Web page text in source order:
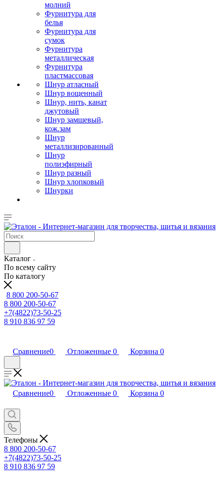
молний
Фурнитура для
белья
Фурнитура для
сумок
Фурнитура
металлическая
Фурнитура
пластмассовая
Шнур атласный
Шнур вощенный
Шнур, нить, канат
джутовый
Шнур замшевый,
кож.зам
Шнур
металлизированный
Шнур
полиэфирный
Шнур разный
Шнур хлопковый
Шнурки
Каталог
По всему сайту
По каталогу
8 800 200-50-67
8 800 200-50-67
+7(4822)73-50-25
8 910 836 97 59
Сравнение0 Отложенные 0 Корзина 0
Сравнение0 Отложенные 0 Корзина 0
Телефоны
8 800 200-50-67
+7(4822)73-50-25
8 910 836 97 59